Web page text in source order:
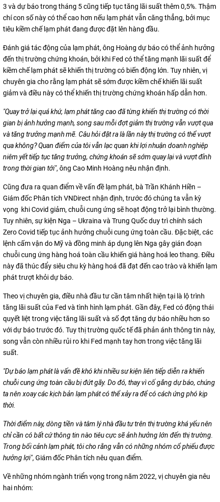
3 và dự báo trong tháng 5 cũng tiếp tục tăng lãi suất thêm 0,5%. Thậm
chí con số này có thể cao hơn nếu lạm phát vẫn căng thẳng, bởi mục
tiêu kiềm chế lạm phát đang được đặt lên hàng đầu.
Đánh giá tác động của lạm phát, ông Hoàng dự báo có thể ảnh hưởng
đến thị trường chứng khoán, bởi khi Fed có thể tăng mạnh lãi suất để
kiềm chế lạm phát sẽ khiến thị trường có biến động lớn. Tuy nhiên, vị
chuyên gia cho rằng lạm phát sẽ sớm được kiềm chế khiến lãi suất
giảm và điều này có thể khiến thị trường chứng khoán hấp dẫn hơn.
"Quay trở lại quá khứ, lạm phát tăng cao đã từng khiến thị trường có thời
gian bị ảnh hưởng mạnh, song sau mỗi đợt giảm thị trường vẫn vượt qua
và tăng trưởng mạnh mẽ. Câu hỏi đặt ra là lần này thị trường có thể vượt
qua không? Quan điểm của tôi vẫn lạc quan khi lợi nhuận doanh nghiệp
niêm yết tiếp tục tăng trưởng, chứng khoán sẽ sớm quay lại và vượt đỉnh
trong thời gian tới", ông Cao Minh Hoàng nêu nhận định.
Cũng đưa ra quan điểm về vấn đề lạm phát, bà Trần Khánh Hiền –
Giám đốc Phân tích VNDirect nhận định, trước đó chúng ta vẫn kỳ
vọng khi Covid giảm, chuỗi cung ứng sẽ hoạt động trở lại bình thường.
Tuy nhiên, sự kiện Nga – Ukraina và Trung Quốc duy trì chính sách
Zero Covid tiếp tục ảnh hưởng chuỗi cung ứng toàn cầu. Đặc biệt, các
lệnh cấm vận do Mỹ và đồng minh áp dụng lên Nga gây gián đoạn
chuỗi cung ứng hàng hoá toàn cầu khiến giá hàng hoá leo thang. Điều
này đã thúc đẩy siêu chu kỳ hàng hoá đã đạt đến cao trào và khiến lạm
phát trượt khỏi dự báo.
Theo vị chuyên gia, điều nhà đầu tư cần tâm nhất hiện tại là lộ trình
tăng lãi suất của Fed và tình hình lạm phát. Gần đây, Fed có động thái
quyết liệt trong việc tăng lãi suất và số đợt tăng dự báo nhiều hơn so
với dự báo trước đó. Tuy thị trường quốc tế đã phản ánh thông tin này,
song vẫn còn nhiều rủi ro khi Fed mạnh tay hơn trong việc tăng lãi
suất.
"Dự báo lạm phát là vấn đề khó khi nhiều sư kiện liên tiếp diễn ra khiến
chuỗi cung ứng toàn cầu bị đứt gãy. Do đó, thay vì cố gắng dự báo, chúng
ta nên xoay các kịch bản lạm phát có thể xảy ra để có cách ứng phó kịp
thời.
Thời điểm này, dòng tiền và tâm lý nhà đầu tư trên thị trường khá yếu nên
chỉ cần có bất cứ thông tin nào tiêu cực sẽ ảnh hưởng lớn đến thị trường.
Trong bối cảnh lạm phát, tôi cho rằng vẫn có những nhóm cổ phiếu được
hưởng lợi", Giám đốc Phân tích nêu quan điểm.
Về những nhóm ngành triển vọng trong năm 2022, vị chuyên gia nêu
hai nhóm: